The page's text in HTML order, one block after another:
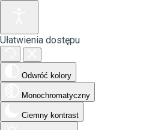
Ułatwienia dostępu
Odwróć kolory
Monochromatyczny
Ciemny kontrast